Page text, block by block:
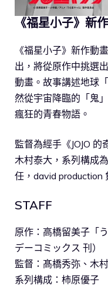
《福星小子》新
《福星小子》新作動
出，將從原作中挑選
動畫。故事講述地球
然從宇宙降臨的「鬼
瘋狂的青春物語。
監督為經手《JOJO
木村泰大，系列構成
任，david production
STAFF
原作：高橋留美子「
デーコミックス 刊）
監督：髙橋秀弥、木
系列構成：柿原優子